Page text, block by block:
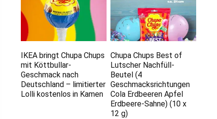
IKEA bringt Chupa Chups
mit Köttbullar-
Geschmack nach
Deutschland – limitierter
Lolli kostenlos in Kamen
Chupa Chups Best of
Lutscher Nachfüll-
Beutel (4
Geschmacksrichtungen
Cola Erdbeeren Apfel
Erdbeere-Sahne) (10 x
12 g)